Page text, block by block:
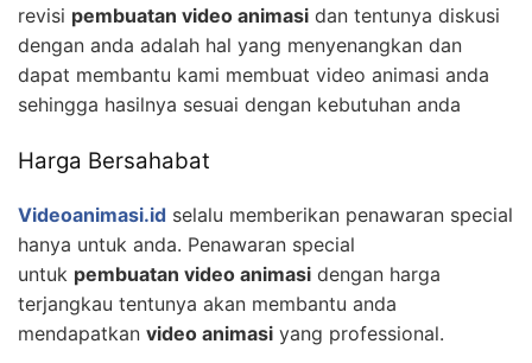
revisi pembuatan video animasi dan tentunya diskusi
dengan anda adalah hal yang menyenangkan dan
dapat membantu kami membuat video animasi anda
sehingga hasilnya sesuai dengan kebutuhan anda
Harga Bersahabat
Videoanimasi.id selalu memberikan penawaran special
hanya untuk anda. Penawaran special
untuk pembuatan video animasi dengan harga
terjangkau tentunya akan membantu anda
mendapatkan video animasi yang professional.